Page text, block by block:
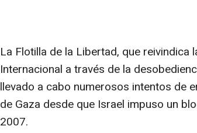
La Flotilla de la Libertad, que reivindica
Internacional a través de la
llevado a cabo numerosos intentos de
de Gaza desde que Israel impuso un
2007.